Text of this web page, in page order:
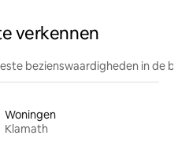
verkennen
bezienswaardigheden in de
Woningen
Klamath